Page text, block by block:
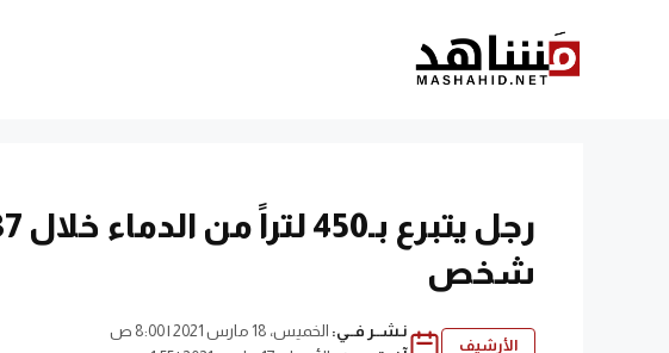
شخص
الأرشيف
نـشــر فــي: الخميس، 18 مارس 2021 | 8:00 ص